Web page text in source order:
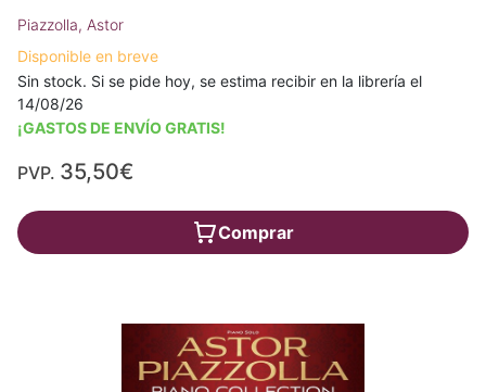
Piazzolla, Astor
Disponible en breve
Sin stock. Si se pide hoy, se estima recibir en la librería el
14/08/26
¡GASTOS DE ENVÍO GRATIS!
PVP. 35,50€
Comprar